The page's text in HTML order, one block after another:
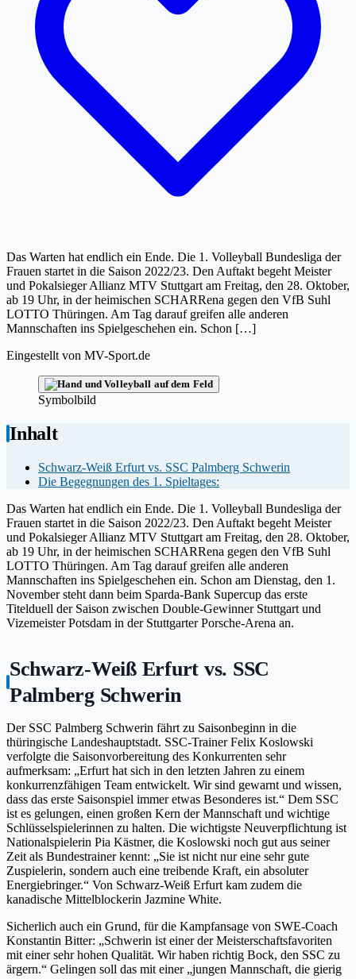
Das Warten hat endlich ein Ende. Die 1. Volleyball Bundesliga der
Frauen startet in die Saison 2022/23. Den Auftakt begeht Meister
und Pokalsieger Allianz MTV Stuttgart am Freitag, den 28. Oktober,
ab 19 Uhr, in der heimischen SCHARRena gegen den VfB Suhl
LOTTO Thüringen. Am Tag darauf greifen alle anderen
Mannschaften ins Spielgeschehen ein. Schon […]
Eingestellt von MV-Sport.de
Symbolbild
Inhalt
Schwarz-Weiß Erfurt vs. SSC Palmberg Schwerin
Die Begegnungen des 1. Spieltages:
Das Warten hat endlich ein Ende. Die 1. Volleyball Bundesliga der
Frauen startet in die Saison 2022/23. Den Auftakt begeht Meister
und Pokalsieger Allianz MTV Stuttgart am Freitag, den 28. Oktober,
ab 19 Uhr, in der heimischen SCHARRena gegen den VfB Suhl
LOTTO Thüringen. Am Tag darauf greifen alle anderen
Mannschaften ins Spielgeschehen ein. Schon am Dienstag, den 1.
November steht dann beim Sparda-Bank Supercup das erste
Titelduell der Saison zwischen Double-Gewinner Stuttgart und
Vizemeister Potsdam in der Stuttgarter Porsche-Arena an.
Schwarz-Weiß Erfurt vs. SSC
Palmberg Schwerin
Der SSC Palmberg Schwerin fährt zu Saisonbeginn in die
thüringische Landeshauptstadt. SSC-Trainer Felix Koslowski
verfolgte die Saisonvorbereitung des Konkurrenten sehr
aufmerksam: „Erfurt hat sich in den letzten Jahren zu einem
konkurrenzfähigen Team entwickelt. Wir sind gewarnt und wissen,
dass das erste Saisonspiel immer etwas Besonderes ist.“ Dem SSC
ist es gelungen, einen großen Kern der Mannschaft und wichtige
Schlüsselspielerinnen zu halten. Die wichtigste Neuverpflichtung ist
Nationalspielerin Pia Kästner, die Koslowski noch gut aus seiner
Zeit als Bundestrainer kennt: „Sie ist nicht nur eine sehr gute
Zuspielerin, sondern auch eine treibende Kraft, ein absoluter
Energiebringer.“ Von Schwarz-Weiß Erfurt kam zudem die
kanadische Mittelblockerin Jazmine White.
Sicherlich auch ein Grund, für die Kampfansage von SWE-Coach
Konstantin Bitter: „Schwerin ist einer der Meisterschaftsfavoriten
mit einer sehr hohen Qualität. Wir haben richtig Bock, den SSC zu
ärgern.“ Gelingen soll das mit einer „jungen Mannschaft, die gierig